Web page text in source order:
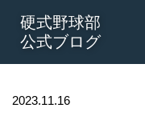
硬式野球部
公式ブログ
2023.11.16